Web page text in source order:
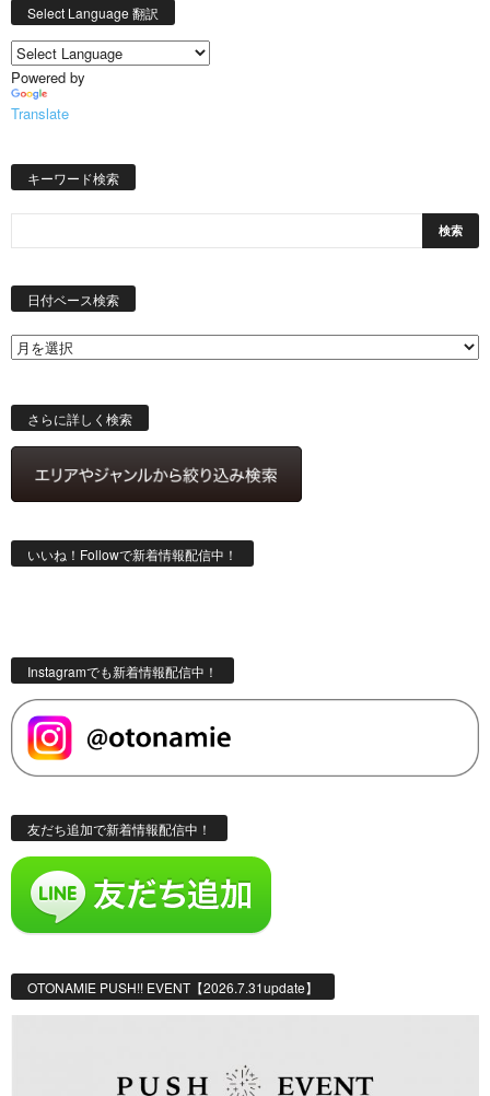
Select Language 翻訳
Powered by
Translate
キーワード検索
日付ベース検索
さらに詳しく検索
いいね！Followで新着情報配信中！
Instagramでも新着情報配信中！
友だち追加で新着情報配信中！
OTONAMIE PUSH!! EVENT【2026.7.31update】